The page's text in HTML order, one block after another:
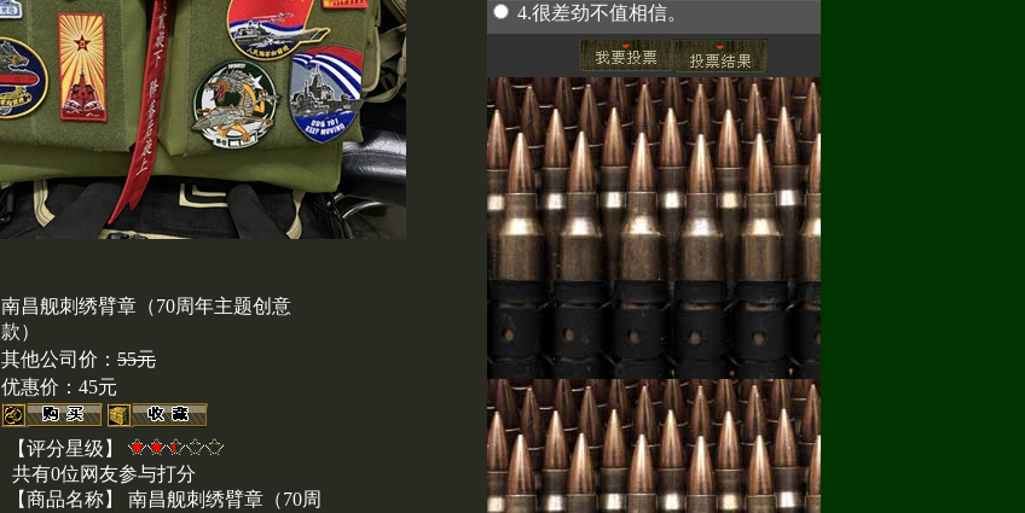
南昌舰刺绣臂章（70周年主题创意
款）
其他公司价： 55元
优惠价： 45元
【评分星级】
共有0位网友参与打分
【商品名称】 南昌舰刺绣臂章（70周
4.很差劲不值相信。